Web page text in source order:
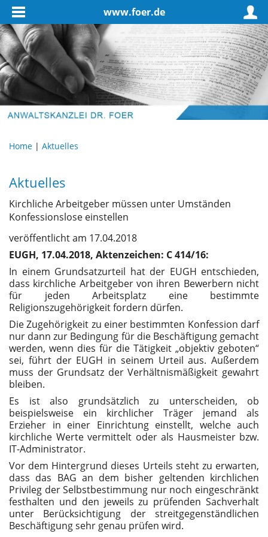
www.foer.de
Home | Aktuelles
Aktuelles
Kirchliche Arbeitgeber müssen unter Umständen
Konfessionslose einstellen
veröffentlicht am 17.04.2018
EUGH, 17.04.2018, Aktenzeichen: C 414/16:
In einem Grundsatzurteil hat der EUGH entschieden,
dass kirchliche Arbeitgeber von ihren Bewerbern nicht
für jeden Arbeitsplatz eine bestimmte
Religionszugehörigkeit fordern dürfen.
Die Zugehörigkeit zu einer bestimmten Konfession darf
nur dann zur Bedingung für die Beschäftigung gemacht
werden, wenn dies für die Tätigkeit „objektiv geboten“
sei, führt der EUGH in seinem Urteil aus. Außerdem
muss der Grundsatz der Verhältnismäßigkeit gewahrt
bleiben.
Es ist also grundsätzlich zu unterscheiden, ob
beispielsweise ein kirchlicher Träger jemand als
Erzieher in einer Einrichtung einstellt, welche auch
kirchliche Werte vermittelt oder als Hausmeister bzw.
IT-Administrator.
Vor dem Hintergrund dieses Urteils steht zu erwarten,
dass das BAG an dem bisher geltenden kirchlichen
Privileg der Selbstbestimmung nur noch eingeschränkt
festhalten und den jeweils zu prüfenden Sachverhalt
unter Berücksichtigung der streitgegenständlichen
Beschäftigung sehr genau prüfen wird.